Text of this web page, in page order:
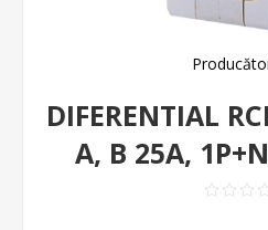
DIFERENTIAL
A, B 25A,